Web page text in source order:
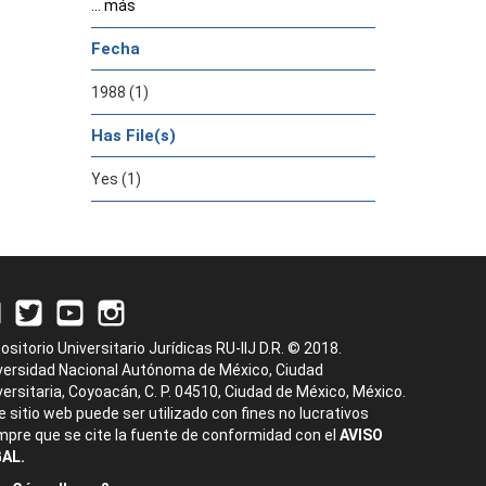
... más
Fecha
1988 (1)
Has File(s)
Yes (1)
Universitario Jurídicas RU-IIJ D.R. © 2018.
Nacional Autónoma de México, Ciudad
Coyoacán, C. P. 04510, Ciudad de México, México.
sitio web puede ser utilizado con fines no lucrativos
que se cite la fuente de conformidad con el AVISO